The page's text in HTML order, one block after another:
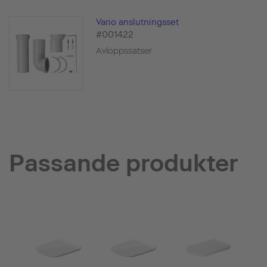
Vario anslutningsset
#001422
Avloppssatser
Passande produkter